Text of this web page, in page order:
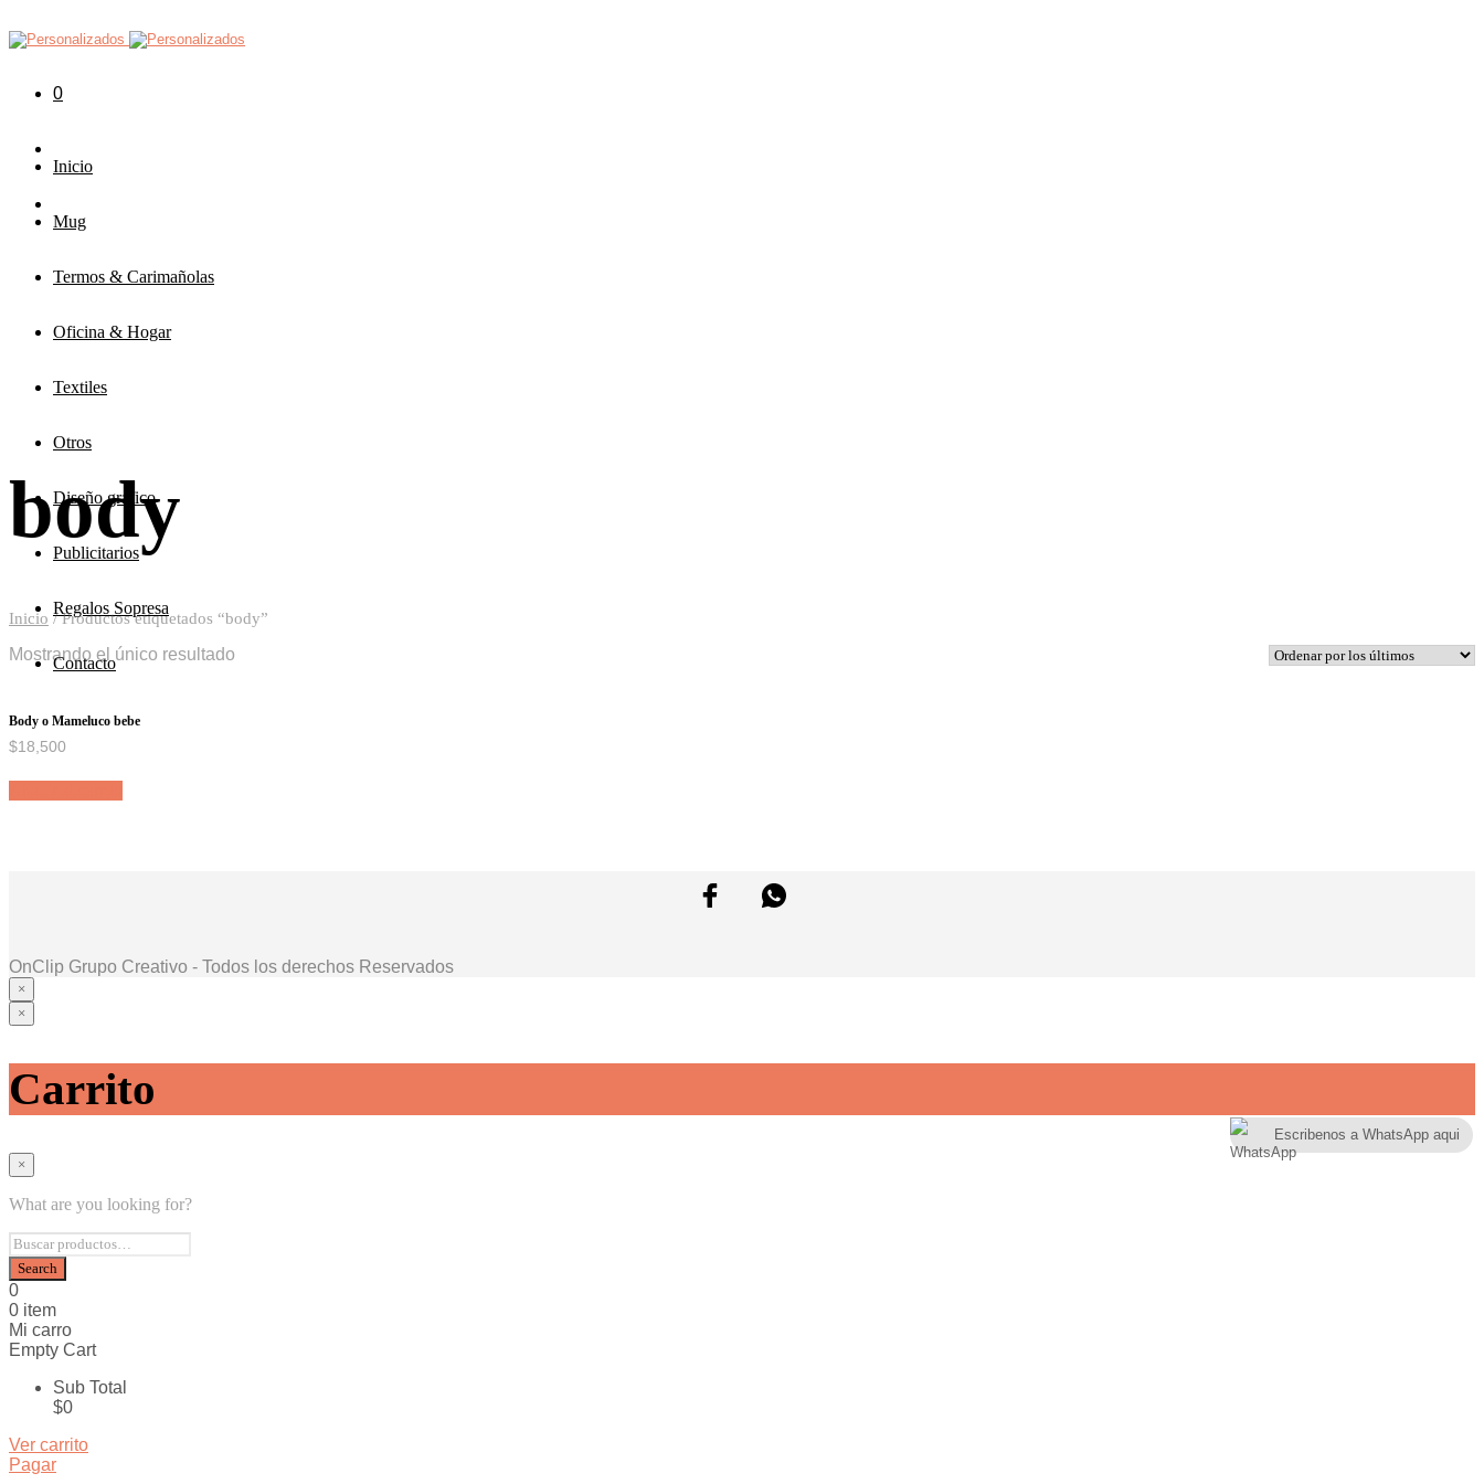
0
Inicio
Mug
Termos & Carimañolas
Oficina & Hogar
Textiles
Otros
Diseño grafico
Publicitarios
Regalos Sopresa
Contacto
body
Inicio /Productos etiquetados “body”
Mostrando el único resultado
Body o Mameluco bebe
$18,500
OnClip Grupo Creativo - Todos los derechos Reservados
×
×
Termos & Carimañolas
Oficina & Hogar
Regalos Sopresa
Contacto
Carrito
×
What are you looking for?
0
0 item
Mi carro
Empty Cart
Sub Total
$0
Ver carrito
Pagar
Escribenos a WhatsApp aqui